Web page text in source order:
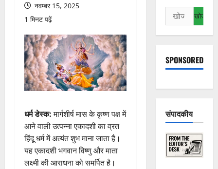
नवम्बर 15, 2025
1 मिनट पढ़ें
धर्म डेस्क:मार्गशीर्ष मास के कृष्ण पक्ष में
आने वाली उत्पन्ना एकादशी का व्रत
हिंदू धर्म में अत्यंत शुभ माना जाता है।
यह एकादशी भगवान विष्णु और माता
लक्ष्मी की आराधना को समर्पित है।
निम्न
को
खोजें:
SPONSORED
संपादकीय